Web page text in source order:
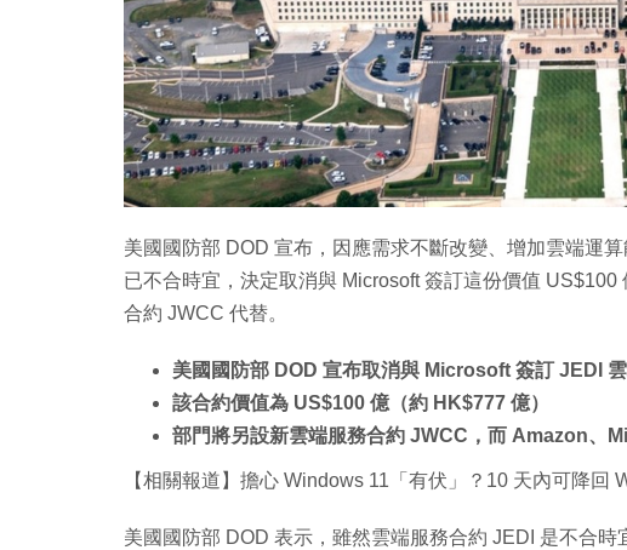
美國國防部 DOD 宣布，因應需求不斷改變、增加雲端運
已不合時宜，決定取消與 Microsoft 簽訂這份價值
合約 JWCC 代替。
美國國防部 DOD 宣布取消與 Microsoft 簽訂 JEDI
該合約價值為 US$100 億（約 HK$777 億）
部門將另設新雲端服務合約 JWCC，而 Amazon、
【相關報道】擔心 Windows 11「有伏」？10 天內可降回
美國國防部 DOD 表示，雖然雲端服務合約 JEDI 是不合